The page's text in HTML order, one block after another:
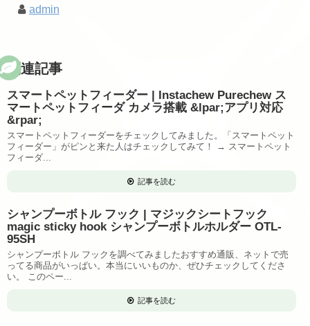
admin
関連記事
スマートペットフィーダー | Instachew Purechew ス
マートペットフィーダ カメラ搭載 &lpar;アプリ対応
&rpar;
スマートペットフィーダーをチェックしてみました。「スマートペット
フィーダー」がピンと来た人はチェックしてみて！ → スマートペット
フィーダ...
記事を読む
シャンプーボトル フック | マジックシートフック
magic sticky hook シャンプーボトルホルダー OTL-
95SH
シャンプーボトル フックを調べてみましたおすすめ通販、ネットで売
ってる商品がいっぱい。本当にいいものか、ぜひチェックしてくださ
い。 このペー...
記事を読む